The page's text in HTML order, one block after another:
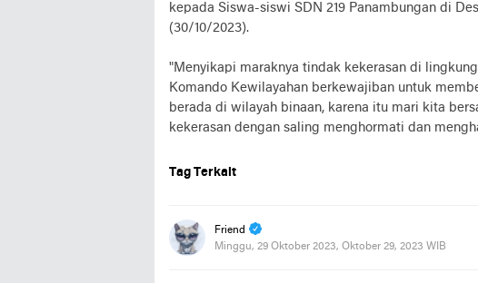
kepada Siswa-siswi SDN 219 Panambungan di
(30/10/2023).
"Menyikapi maraknya tindak kekerasan di
Komando Kewilayahan berkewajiban untuk
berada di wilayah binaan, karena itu mari kita
kekerasan dengan saling menghormati dan
Tag Terkait
Friend
Minggu, 29 Oktober 2023, Oktober 29, 2023 WIB